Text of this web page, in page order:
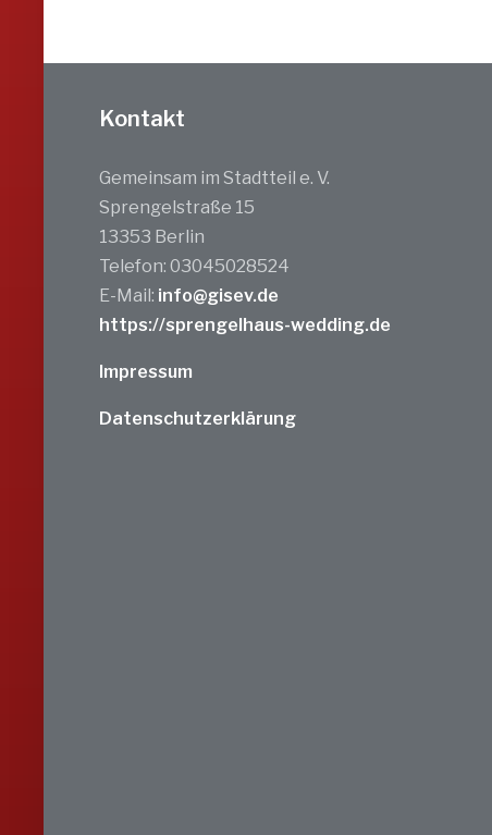
Kontakt
Gemeinsam im Stadtteil e. V.
Sprengelstraße 15
13353 Berlin
Telefon: 03045028524
E-Mail: info@gisev.de
https://sprengelhaus-wedding.de
Impressum
Datenschutzerklärung